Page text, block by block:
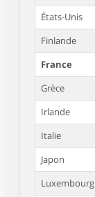
États-Unis
Finlande
France
Grèce
Irlande
Italie
Japon
Luxembourg